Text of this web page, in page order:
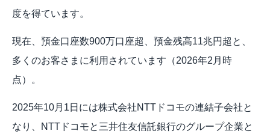
度を得ています。
現在、預金口座数900万口座超、預金残高11兆円超と、
多くのお客さまに利用されています（2026年2月時
点）。
2025年10月1日には株式会社NTTドコモの連結子会社と
なり、NTTドコモと三井住友信託銀行のグループ企業と